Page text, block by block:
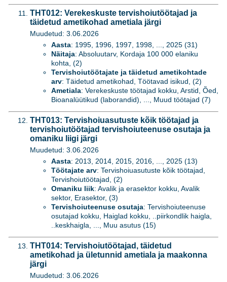
THT012: Verekeskuste tervishoiutöötajad ja
täidetud ametikohad ametiala järgi
Muudetud: 3.06.2026
Aasta: 1995, 1996, 1997, 1998, ..., 2025 (31)
Näitaja: Absoluutarv, Kordaja 100 000 elaniku
kohta, (2)
Tervishoiutöötajate ja täidetud ametikohtade
arv: Täidetud ametikohad, Töötavad isikud, (2)
Ametiala: Verekeskuste töötajad kokku, Arstid, Õed,
Bioanalüütikud (laborandid), ..., Muud töötajad (7)
THT013: Tervishoiuasutuste kõik töötajad ja
tervishoiutöötajad tervishoiuteenuse osutaja ja
omaniku liigi järgi
Muudetud: 3.06.2026
Aasta: 2013, 2014, 2015, 2016, ..., 2025 (13)
Töötajate arv: Tervishoiuasutuste kõik töötajad,
Tervishoiutöötajad, (2)
Omaniku liik: Avalik ja erasektor kokku, Avalik
sektor, Erasektor, (3)
Tervishoiuteenuse osutaja: Tervishoiuteenuse
osutajad kokku, Haiglad kokku, ..piirkondlik haigla,
..keskhaigla, ..., Muu asutus (15)
THT014: Tervishoiutöötajad, täidetud
ametikohad ja ületunnid ametiala ja maakonna
järgi
Muudetud: 3.06.2026